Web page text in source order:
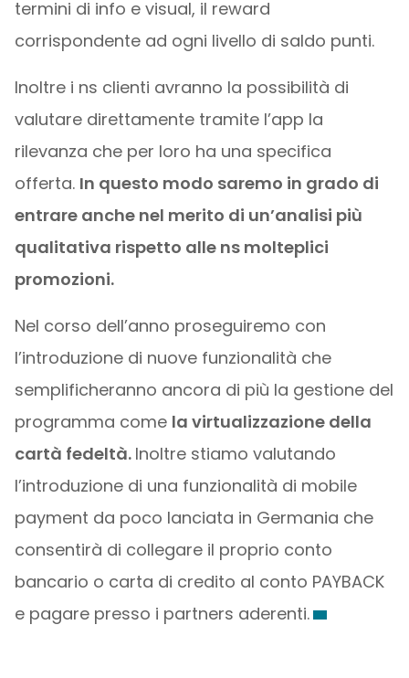
termini di info e visual, il reward
corrispondente ad ogni livello di saldo punti.
Inoltre i ns clienti avranno la possibilità di
valutare direttamente tramite l’app la
rilevanza che per loro ha una specifica
offerta. In questo modo saremo in grado di
entrare anche nel merito di un’analisi più
qualitativa rispetto alle ns molteplici
promozioni.
Nel corso dell’anno proseguiremo con
l’introduzione di nuove funzionalità che
semplificheranno ancora di più la gestione del
programma come la virtualizzazione della
cartà fedeltà. Inoltre stiamo valutando
l’introduzione di una funzionalità di mobile
payment da poco lanciata in Germania che
consentirà di collegare il proprio conto
bancario o carta di credito al conto PAYBACK
e pagare presso i partners aderenti.